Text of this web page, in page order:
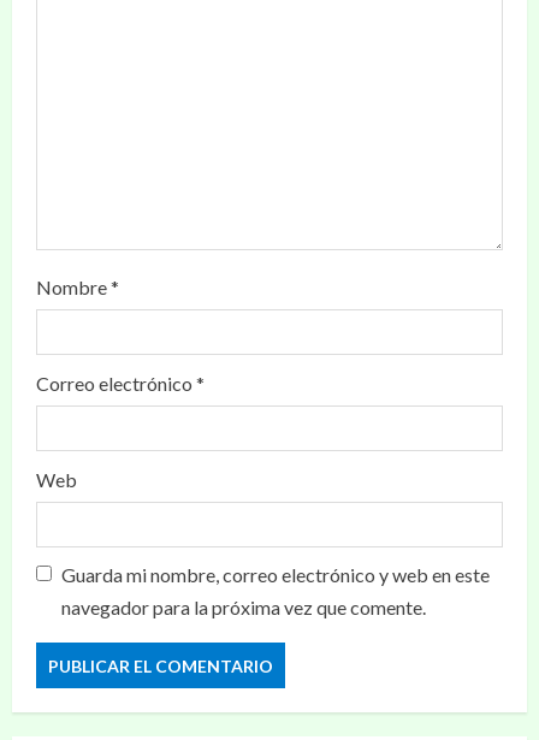
Nombre*
Correo electrónico *
Web
Guarda mi nombre, correo electrónico y web en este
navegador para la próxima vez que comente.